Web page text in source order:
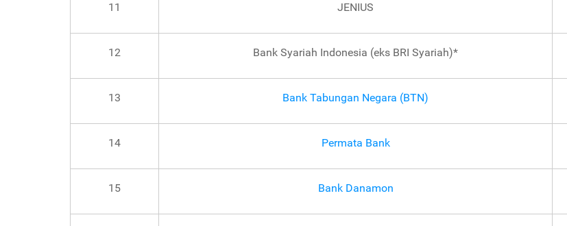
11 JENIUS
12 Bank Syariah Indonesia (eks BRI Syariah)*
13 Bank Tabungan Negara (BTN)
14 Permata Bank
15 Bank Danamon